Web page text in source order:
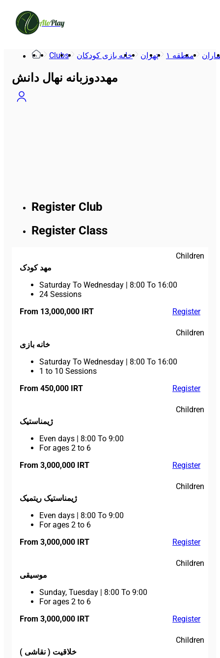
AloPlay
Clubs خانه بازی کودکان تهران منطقه ۱
مهددوزبانه نهال دانش
Register Club
Register Class
Children
مهد کودک
Saturday To Wednesday | 8:00 To 16:00
24 Sessions
From 13,000,000 IRT
Register
Children
خانه بازی
Saturday To Wednesday | 8:00 To 16:00
1 to 10 Sessions
From 450,000 IRT
Register
Children
ژیمناستیک
Even days | 8:00 To 9:00
For ages 2 to 6
From 3,000,000 IRT
Register
Children
ژیمناستیک ریتمیک
Even days | 8:00 To 9:00
For ages 2 to 6
From 3,000,000 IRT
Register
Children
موسیقی
Sunday, Tuesday | 8:00 To 9:00
For ages 2 to 6
From 3,000,000 IRT
Register
Children
خلاقیت ( نقاشی )